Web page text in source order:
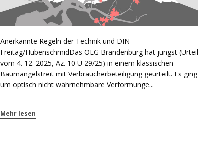
Anerkannte Regeln der Technik und DIN -
Freitag/HubenschmidDas OLG Brandenburg hat jüngst (Urteil
vom 4. 12. 2025, Az. 10 U 29/25) in einem klassischen
Baumangelstreit mit Verbraucherbeteiligung geurteilt. Es ging
um optisch nicht wahrnehmbare Verformunge...
Mehr lesen